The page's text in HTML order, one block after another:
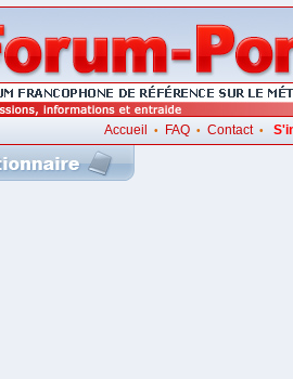
Accueil • FAQ• Contact•